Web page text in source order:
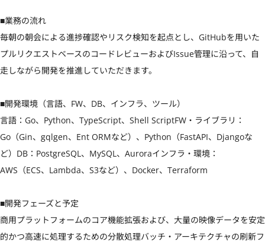
■業務の流れ
毎朝の朝会による進捗確認やリスク検知を起点とし、GitHubを用いた
プルリクエストベースのコードレビューおよびIssue管理に沿って、自
走しながら開発を推進していただきます。
■開発環境（言語、FW、DB、インフラ、ツール）
言語：Go、Python、TypeScript、Shell ScriptFW・ライブラリ：
Go（Gin、gqlgen、Ent ORMなど）、Python（FastAPI、Djangoな
ど）DB：PostgreSQL、MySQL、Auroraインフラ・環境：
AWS（ECS、Lambda、S3など）、Docker、Terraform
■開発フェーズと予定
商用プラットフォームのコア機能拡張および、大量の映像データを安定
的かつ高速に処理するための分散処理バッチ・アーキテクチャの刷新フ